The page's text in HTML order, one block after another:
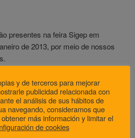
presentes na feira Sigep em
de 2013, por meio de nossos
2012
y de terceros para mejorar
publicidad relacionada con
el análisis de sus hábitos de
navegando, consideramos que
más información y limitar el
de cookies